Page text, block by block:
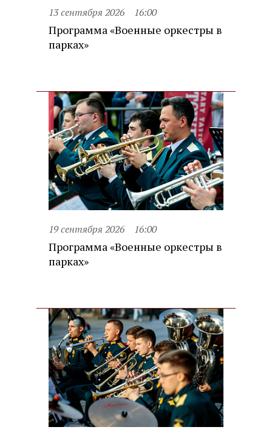
13 сентября 2026 16:00
Программа «Военные оркестры в
парках»
19 сентября 2026 16:00
Программа «Военные оркестры в
парках»